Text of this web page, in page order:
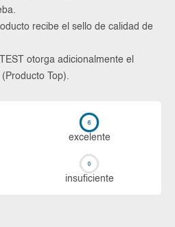
recibe el sello de calidad de
otorga adicionalmente el
Top).
ex­ce­len­te
in­su­fi­cien­te